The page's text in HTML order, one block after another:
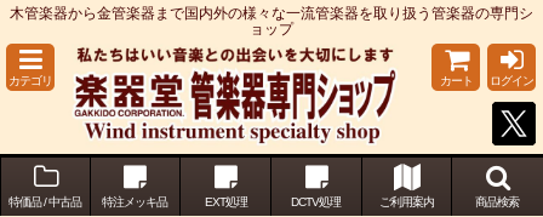
木管楽器から金管楽器まで国内外の様々な一流管楽器を取り扱う管楽器の専門シ
ョップ
カテゴリ カート ログイン
特価品 / 中古品 特注メッキ品 EXT処理 DCTV処理 ご利用案内 商品検索